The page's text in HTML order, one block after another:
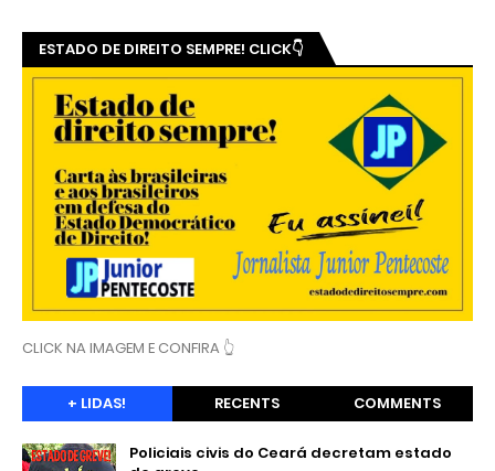
ESTADO DE DIREITO SEMPRE! CLICK👇
CLICK NA IMAGEM E CONFIRA 👆
+ LIDAS! RECENTS COMMENTS
Policiais civis do Ceará decretam estado